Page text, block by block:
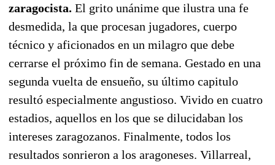
zaragocista. El grito unánime que ilustra una fe
desmedida, la que procesan jugadores, cuerpo
técnico y aficionados en un milagro que debe
cerrarse el próximo fin de semana. Gestado en una
segunda vuelta de ensueño, su último capitulo
resultó especialmente angustioso. Vivido en cuatro
estadios, aquellos en los que se dilucidaban los
intereses zaragozanos. Finalmente, todos los
resultados sonrieron a los aragoneses. Villarreal,